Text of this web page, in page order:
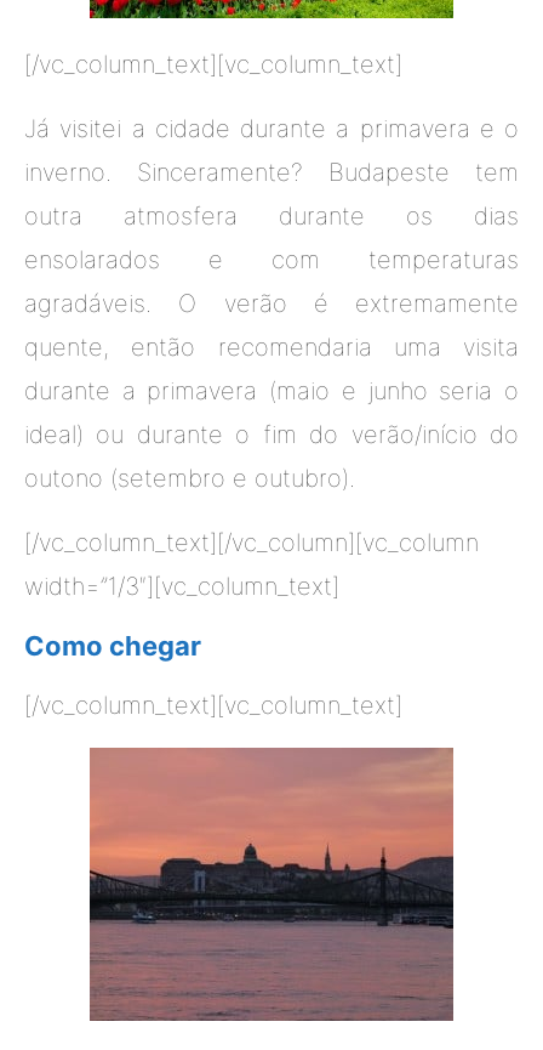
[/vc_column_text][vc_column_text]
Já visitei a cidade durante a primavera e o
inverno. Sinceramente? Budapeste tem
outra atmosfera durante os dias
ensolarados e com temperaturas
agradáveis. O verão é extremamente
quente, então recomendaria uma visita
durante a primavera (maio e junho seria o
ideal) ou durante o fim do verão/início do
outono (setembro e outubro).
[/vc_column_text][/vc_column][vc_column
width=”1/3″][vc_column_text]
Como chegar
[/vc_column_text][vc_column_text]